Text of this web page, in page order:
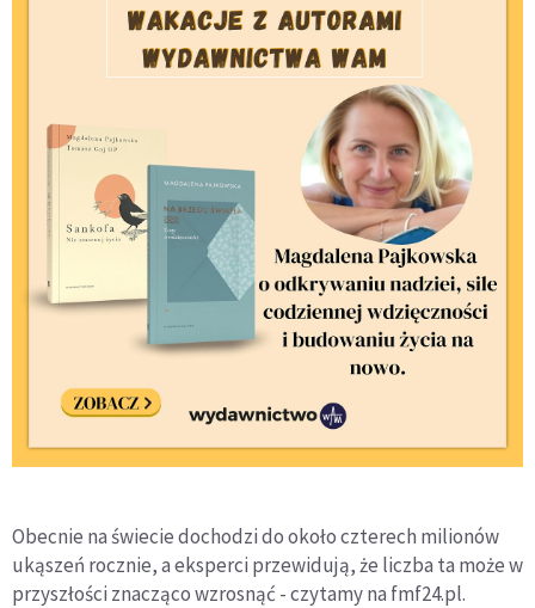
Obecnie na świecie dochodzi do około czterech milionów
ukąszeń rocznie, a eksperci przewidują, że liczba ta może w
przyszłości znacząco wzrosnąć - czytamy na fmf24.pl.